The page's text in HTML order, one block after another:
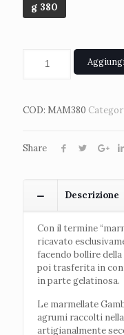
g 380
COD: MAM380
Share
Descrizione
Con il termine
ricavato
facendo bollire
poi trasferita in
in parte gelatinosa.
Le marmellate
agrumi raccolti
artigianalmente